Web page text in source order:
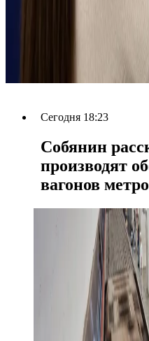
Сегодня 18:23
Собянин
производят
вагонов метро